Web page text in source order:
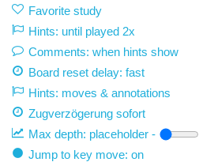
Favorite study
Hints: until played 2x
Comments: when hints show
Board reset delay: fast
Hints: moves & annotations
Zugverzögerung sofort
Max depth: placeholder -
Jump to key move: on